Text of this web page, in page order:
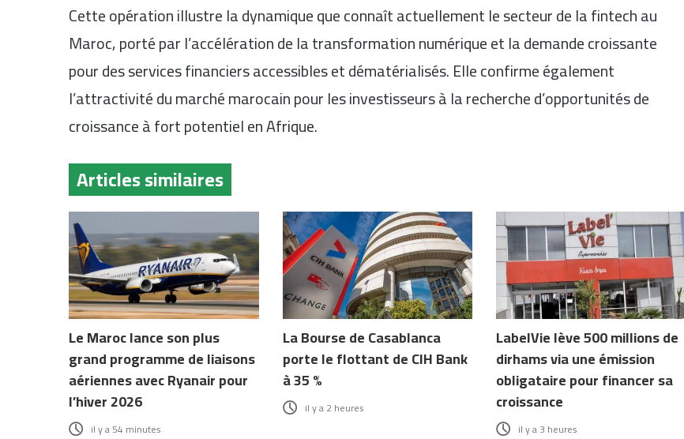
Cette opération illustre la dynamique que connaît actuellement le secteur de la fintech au
Maroc, porté par l’accélération de la transformation numérique et la demande croissante
pour des services financiers accessibles et dématérialisés. Elle confirme également
l’attractivité du marché marocain pour les investisseurs à la recherche d’opportunités de
croissance à fort potentiel en Afrique.
Articles similaires
Le Maroc lance son plus
grand programme de liaisons
aériennes avec Ryanair pour
l’hiver 2026
il y a 54 minutes
La Bourse de Casablanca
porte le flottant de CIH Bank
à 35 %
il y a 2 heures
LabelVie lève 500 millions de
dirhams via une émission
obligataire pour financer sa
croissance
il y a 3 heures